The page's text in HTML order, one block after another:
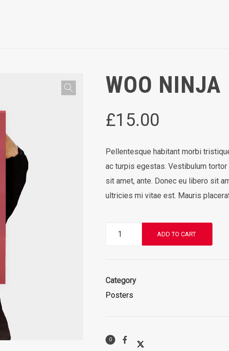
WOO NINJA
£15.00
Pellentesque habitant morbi
ac turpis egestas. Vestibulum
sit amet, ante. Donec eu libero sit
ultricies mi vitae est. Mauris
Woo
ADD TO CART
Category
Posters
0